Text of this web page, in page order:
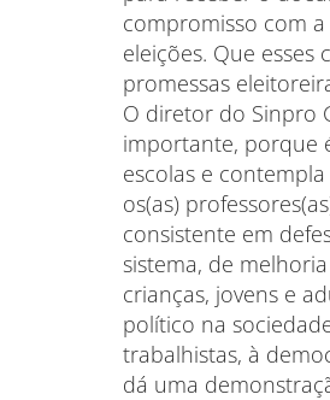
compromisso com
eleições. Que
promessas
O diretor do Sinpro
importante, porque
escolas e
os(as)
consistente em
sistema, de
crianças, jovens e
político na
trabalhistas, à
dá uma